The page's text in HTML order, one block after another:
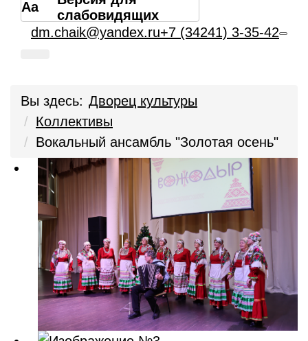
Aa
слабовидящих
+7 (34241) 3-35-42
dm.chaik@yandex.ru
Вы здесь: Дворец культуры
Коллективы
Вокальный ансамбль "Золотая осень"